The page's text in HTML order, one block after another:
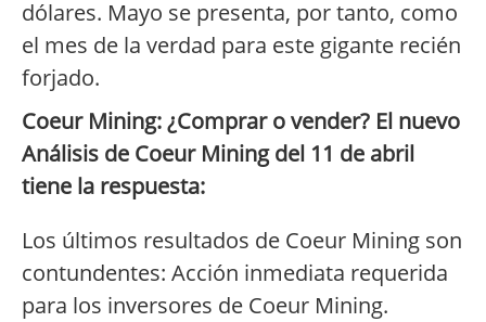
dólares. Mayo se presenta, por tanto, como
el mes de la verdad para este gigante recién
forjado.
Coeur Mining: ¿Comprar o vender? El nuevo
Análisis de Coeur Mining del 11 de abril
tiene la respuesta:
Los últimos resultados de Coeur Mining son
contundentes: Acción inmediata requerida
para los inversores de Coeur Mining.